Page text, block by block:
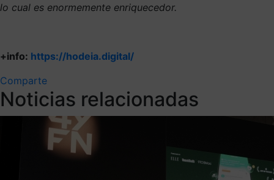
lo cual es enormemente enriquecedor.
+info: https://hodeia.digital/
Comparte
Noticias relacionadas